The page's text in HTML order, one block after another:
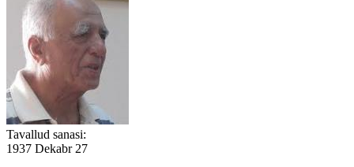
Tavallud sanasi:
1937 Dekabr 27